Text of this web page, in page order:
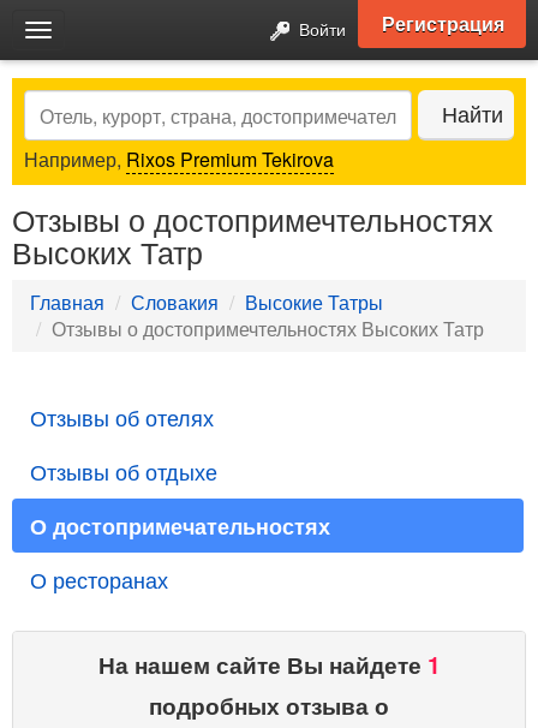
Toggle
navigation
Войти Регистрация
Search Найти
Например, Rixos Premium Tekirova
Отзывы о достопримечтельностях
Высоких Татр
Главная Словакия
Высокие Татры
Отзывы о достопримечтельностях Высоких Татр
Отзывы об отелях
Отзывы об отдыхе
О достопримечательностях
О ресторанах
На нашем сайте Вы найдете 1
подробных отзыва о